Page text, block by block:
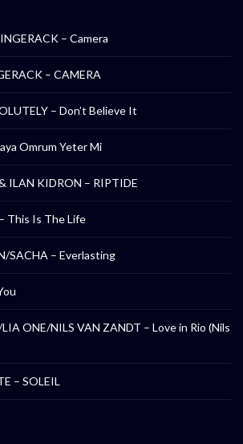
– Camera
– CAMERA
– Don’t Believe It
Omrum Yeter Mi
ILAN KIDRON – RIPTIDE
This Is The Life
SACHA – Everlasting
ONE/NILS VAN ZANDT – Love in Rio (Nils
– SOLEIL